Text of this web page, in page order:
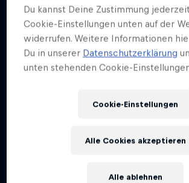
17 – 19 Oktober 2025
Du kannst Deine Zustimmung
Cookie-Einstellungen unten auf der
widerrufen. Weitere Informationen
Du in unserer Datenschutzerklärung
unten stehenden Cookie-
Cookie-Einstellungen
Alle ablehnen
Alle Cookies akzeptieren